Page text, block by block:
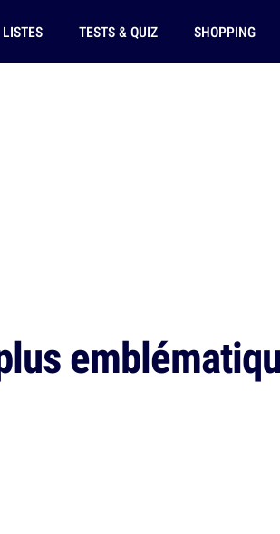
LISTES TESTS & QUIZ SHOPPING